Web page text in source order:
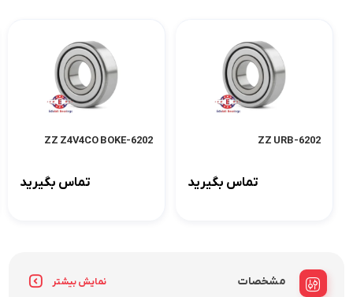
6202-ZZ URB
تماس بگیرید
6202-ZZ Z4V4CO BOKE
تماس بگیرید
مشخصات نمایش بیشتر